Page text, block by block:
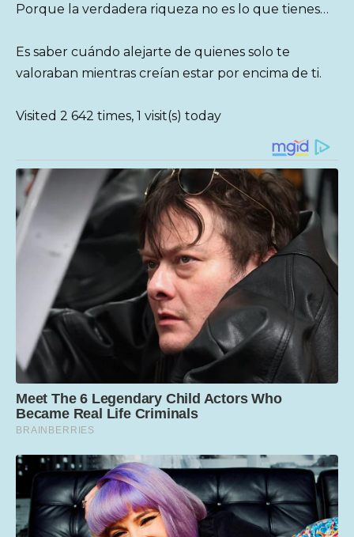
Porque la verdadera riqueza no es lo que tienes…
Es saber cuándo alejarte de quienes solo te
valoraban mientras creían estar por encima de ti.
Visited 2 642 times, 1 visit(s) today